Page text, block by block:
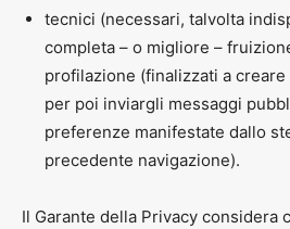
tecnici (necessari, talvolta
completa – o migliore –
profilazione (finalizzati a creare
per poi inviargli messaggi
preferenze manifestate dallo
precedente navigazione).
Il Garante della Privacy considera